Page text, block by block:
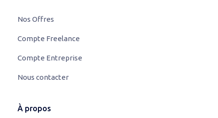
Nos Offres
Compte Freelance
Compte Entreprise
Nous contacter
À propos